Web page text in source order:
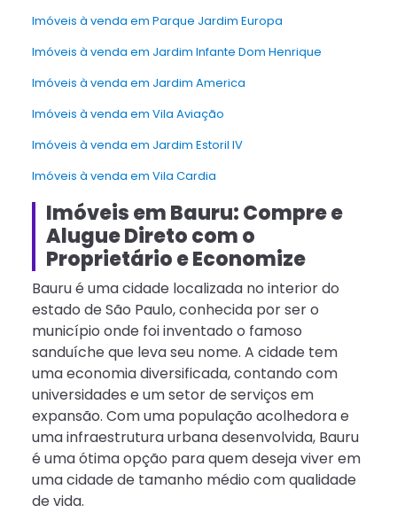
Imóveis à venda em Parque Jardim Europa
Imóveis à venda em Jardim Infante Dom Henrique
Imóveis à venda em Jardim America
Imóveis à venda em Vila Aviação
Imóveis à venda em Jardim Estoril IV
Imóveis à venda em Vila Cardia
Imóveis em Bauru: Compre e
Alugue Direto com o
Proprietário e Economize
Bauru é uma cidade localizada no interior do
estado de São Paulo, conhecida por ser o
município onde foi inventado o famoso
sanduíche que leva seu nome. A cidade tem
uma economia diversificada, contando com
universidades e um setor de serviços em
expansão. Com uma população acolhedora e
uma infraestrutura urbana desenvolvida, Bauru
é uma ótima opção para quem deseja viver em
uma cidade de tamanho médio com qualidade
de vida.